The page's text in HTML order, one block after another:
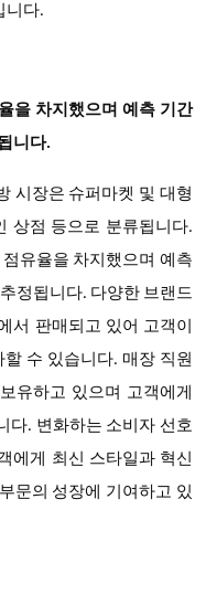
니다.
을 차지했으며 예측 기간
니다.
시장은 슈퍼마켓 및 대형
상점 등으로 분류됩니다.
유율을 차지했으며 예측
정됩니다. 다양한 브랜드
서 판매되고 있어 고객이
수 있습니다. 매장 직원
유하고 있으며 고객에게
다. 변화하는 소비자 선호
에게 최신 스타일과 혁신
문의 성장에 기여하고 있